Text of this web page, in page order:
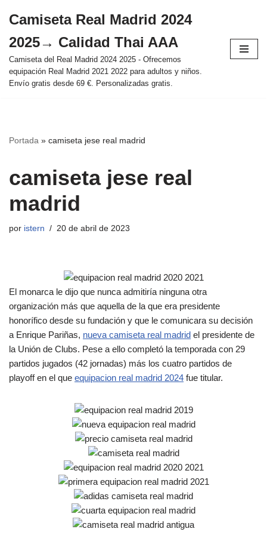
al
contenido
Camiseta Real Madrid 2024
2025→ Calidad Thai AAA
Camiseta del Real Madrid 2024 2025 - Ofrecemos
equipación Real Madrid 2021 2022 para adultos y niños.
Envío gratis desde 69 €. Personalizadas gratis.
Portada » camiseta jese real madrid
camiseta jese real
madrid
por istern 20 de abril de 2023
El monarca le dijo que nunca admitiría ninguna otra
organización más que aquella de la que era presidente
honorífico desde su fundación y que le comunicara su decisión
a Enrique Pariñas, nueva camiseta real madrid el presidente de
la Unión de Clubs. Pese a ello completó la temporada con 29
partidos jugados (42 jornadas) más los cuatro partidos de
playoff en el que equipacion real madrid 2024 fue titular.